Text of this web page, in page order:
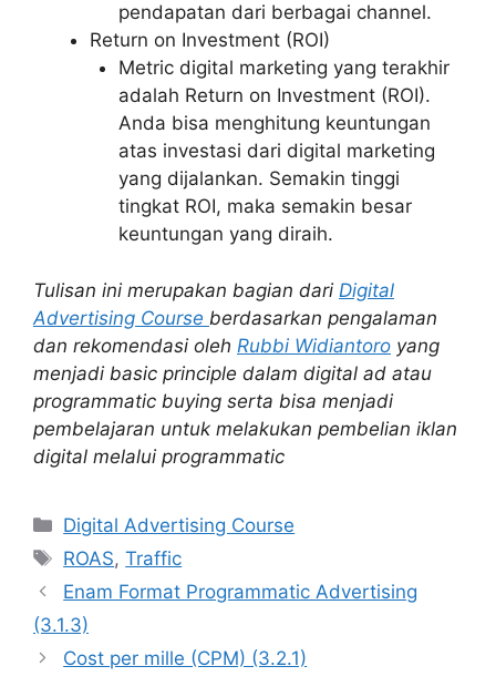
pendapatan dari berbagai channel.
Return on Investment (ROI)
Metric digital marketing yang terakhir
adalah Return on Investment (ROI).
Anda bisa menghitung keuntungan
atas investasi dari digital marketing
yang dijalankan. Semakin tinggi
tingkat ROI, maka semakin besar
keuntungan yang diraih.
Tulisan ini merupakan bagian dari Digital
Advertising Course berdasarkan pengalaman
dan rekomendasi oleh Rubbi Widiantoro yang
menjadi basic principle dalam digital ad atau
programmatic buying serta bisa menjadi
pembelajaran untuk melakukan pembelian iklan
digital melalui programmatic
Categories
Digital Advertising Course
Tags
ROAS,Traffic
Enam Format Programmatic Advertising
(3.1.3)
Cost per mille (CPM) (3.2.1)